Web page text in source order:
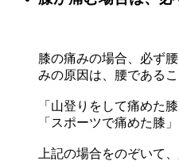
膝の痛みの場合、必ず
みの原因は、腰である
「山登りをして痛めた膝
「スポーツで痛めた膝」
上記の場合をのぞいて